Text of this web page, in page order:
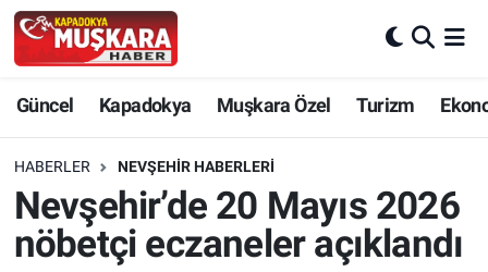
Güncel Kapadokya Muşkara Özel Turizm
HABERLER NEVŞEHIR HABERLERI
Nevşehir’de 20 Mayıs 2026
nöbetçi eczaneler açıklandı
Güncel
SEÇİM
Muşkara Özel
Nevşehir Hava Durumu
Nevşehir Trafik Yoğunluk Haritası
Süper Lig Puan Durumu ve Fikstür